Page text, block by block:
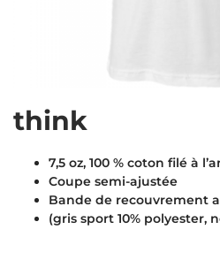
think
7,5 oz, 100 % coton filé à
Coupe semi-ajustée
Bande de recouvrement
(gris sport 10% polyester,